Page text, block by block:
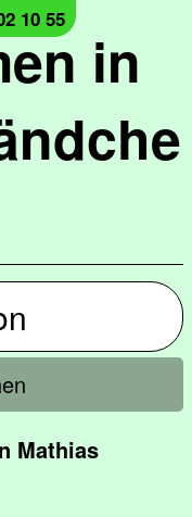
in
10 55
Mathias